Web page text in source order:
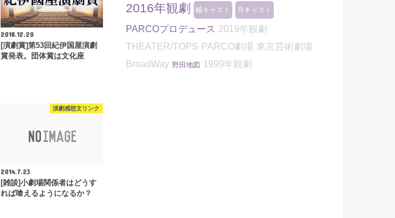
2018.12.20
[演劇賞]第53回紀伊国屋演劇
賞発表。団体賞は文化座
演劇感想文リンク
2014.7.23
[雑談]小劇場関係者はどうす
れば喰えるようになるか？
2016年観劇
極キャスト 月キャスト
PARCOプロデュース 2019年観劇
THEATER/TOPS PARCO劇場 東京芸術劇場
BroadWay 野田地図 1999年観劇